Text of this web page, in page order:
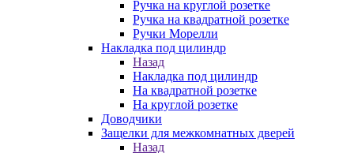
Ручка на круглой розетке
Ручка на квадратной розетке
Ручки Морелли
Накладка под цилиндр
Назад
Накладка под цилиндр
На квадратной розетке
На круглой розетке
Доводчики
Защелки для межкомнатных дверей
Назад